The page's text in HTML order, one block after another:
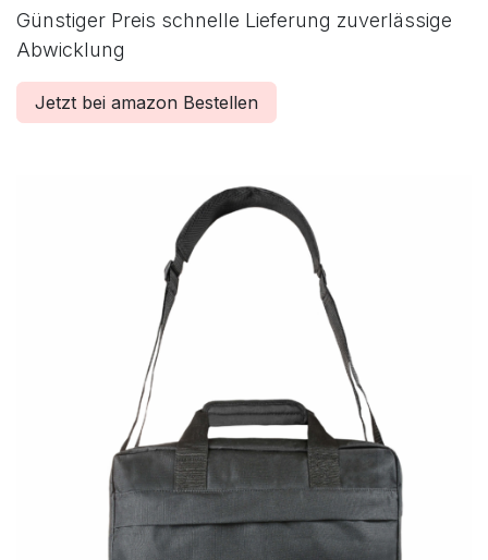
Günstiger Preis schnelle Lieferung zuverlässige
Abwicklung
Jetzt bei amazon Bestellen